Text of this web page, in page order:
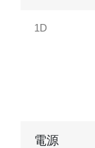
1D
電源